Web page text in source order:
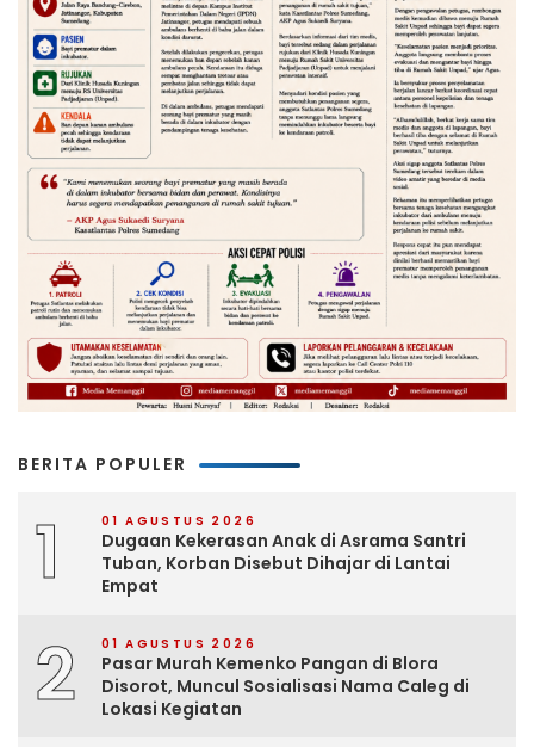
BERITA POPULER
1 01 AGUSTUS 2026
Dugaan Kekerasan Anak di Asrama Santri
Tuban, Korban Disebut Dihajar di Lantai
Empat
2 01 AGUSTUS 2026
Pasar Murah Kemenko Pangan di Blora
Disorot, Muncul Sosialisasi Nama Caleg di
Lokasi Kegiatan